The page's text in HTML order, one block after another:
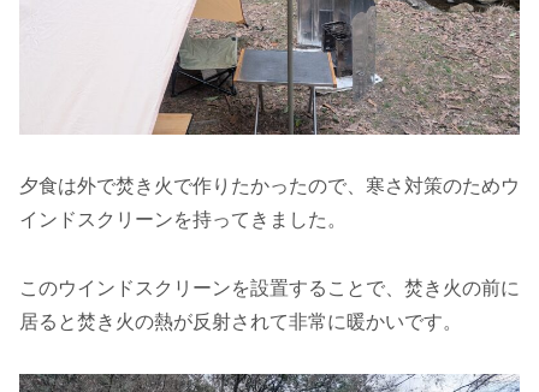
夕食は外で焚き火で作りたかったので、寒さ対策のためウ
インドスクリーンを持ってきました。
このウインドスクリーンを設置することで、焚き火の前に
居ると焚き火の熱が反射されて非常に暖かいです。